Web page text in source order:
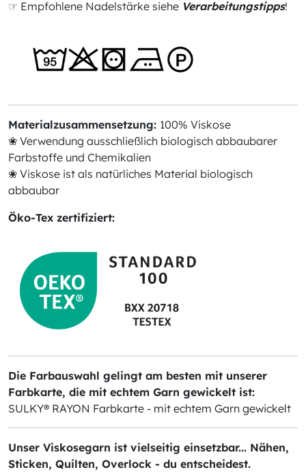
☞ Empfohlene Nadelstärke siehe Verarbeitungstipps!
Materialzusammensetzung: 100% Viskose
❀ Verwendung ausschließlich biologisch abbaubarer
Farbstoffe und Chemikalien
❀ Viskose ist als natürliches Material biologisch
abbaubar
Öko-Tex zertifiziert:
Die Farbauswahl gelingt am besten mit unserer
Farbkarte, die mit echtem Garn gewickelt ist:
SULKY® RAYON Farbkarte - mit echtem Garn gewickelt
Unser Viskosegarn ist vielseitig einsetzbar... Nähen,
Sticken, Quilten, Overlock - du entscheidest.